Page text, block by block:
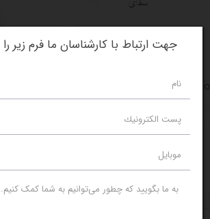
جهت ارتباط با کارشناسان ما فرم زیر